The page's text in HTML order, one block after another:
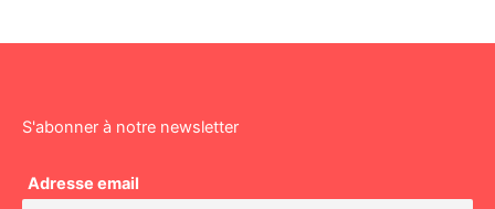
S'abonner à notre newsletter
Adresse email